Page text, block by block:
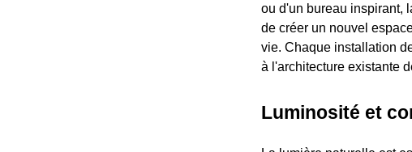
ou d'un bureau inspirant,
de créer un nouvel
vie. Chaque installation
à l'architecture existante
Luminosité et